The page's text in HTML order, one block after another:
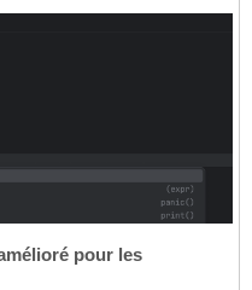
pour les